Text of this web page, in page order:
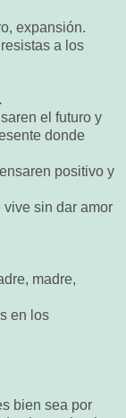
expansión.
a los
el futuro y
donde
positivo y
sin dar amor
madre,
en los
bien sea por